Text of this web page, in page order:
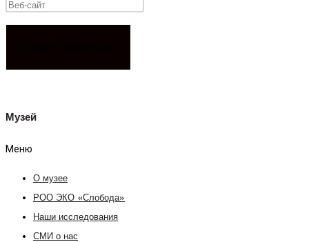
Музей
Меню
О музее
РОО ЭКО «Слобода»
Наши исследования
СМИ о нас